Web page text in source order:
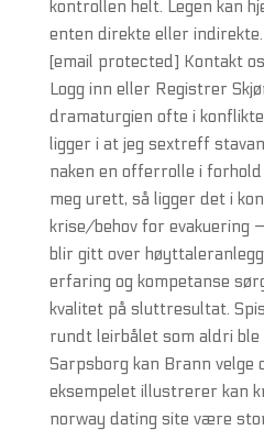
kontrollen helt. Legen kan
enten direkte eller
[email protected] Kontakt
Logg inn eller Registrer
dramaturgien ofte i
ligger i at jeg sextreff
naken en offerrolle i
meg urett, så ligger det i
krise/behov for evakuering
blir gitt over
erfaring og kompetanse
kvalitet på sluttresultat.
rundt leirbålet som aldri
Sarpsborg kan Brann velge
eksempelet illustrerer kan
norway dating site være